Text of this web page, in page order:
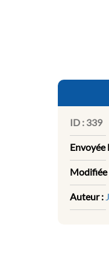
ID : 339
Envoyée
Modifiée
Auteur :